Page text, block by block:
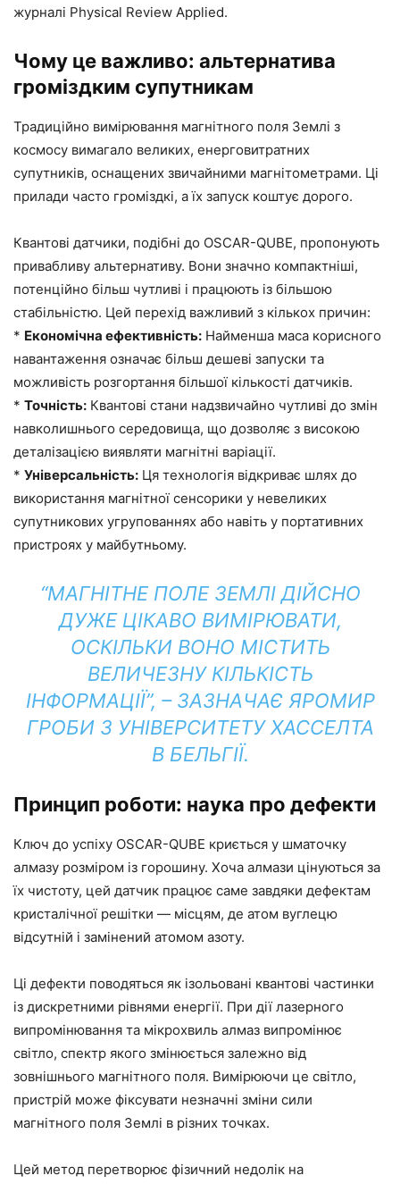
журналі Physical Review Applied.
Чому це важливо: альтернатива
громіздким супутникам
Традиційно вимірювання магнітного поля Землі з
космосу вимагало великих, енерговитратних
супутників, оснащених звичайними магнітометрами. Ці
прилади часто громіздкі, а їх запуск коштує дорого.
Квантові датчики, подібні до OSCAR-QUBE, пропонують
привабливу альтернативу. Вони значно компактніші,
потенційно більш чутливі і працюють із більшою
стабільністю. Цей перехід важливий з кількох причин:
* Економічна ефективність: Найменша маса корисного
навантаження означає більш дешеві запуски та
можливість розгортання більшої кількості датчиків.
* Точність: Квантові стани надзвичайно чутливі до змін
навколишнього середовища, що дозволяє з високою
деталізацією виявляти магнітні варіації.
* Універсальність: Ця технологія відкриває шлях до
використання магнітної сенсорики у невеликих
супутникових угрупованнях або навіть у портативних
пристроях у майбутньому.
“МАГНІТНЕ ПОЛЕ ЗЕМЛІ ДІЙСНО
ДУЖЕ ЦІКАВО ВИМІРЮВАТИ,
ОСКІЛЬКИ ВОНО МІСТИТЬ
ВЕЛИЧЕЗНУ КІЛЬКІСТЬ
ІНФОРМАЦІЇ”, – ЗАЗНАЧАЄ ЯРОМИР
ГРОБИ З УНІВЕРСИТЕТУ ХАССЕЛТА
В БЕЛЬГІЇ.
Принцип роботи: наука про дефекти
Ключ до успіху OSCAR-QUBE криється у шматочку
алмазу розміром із горошину. Хоча алмази цінуються за
їх чистоту, цей датчик працює саме завдяки дефектам
кристалічної решітки — місцям, де атом вуглецю
відсутній і замінений атомом азоту.
Ці дефекти поводяться як ізольовані квантові частинки
із дискретними рівнями енергії. При дії лазерного
випромінювання та мікрохвиль алмаз випромінює
світло, спектр якого змінюється залежно від
зовнішнього магнітного поля. Вимірюючи це світло,
пристрій може фіксувати незначні зміни сили
магнітного поля Землі в різних точках.
Цей метод перетворює фізичний недолік на